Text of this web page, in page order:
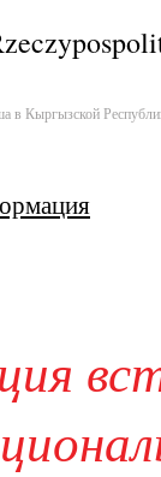
в Кыргызской